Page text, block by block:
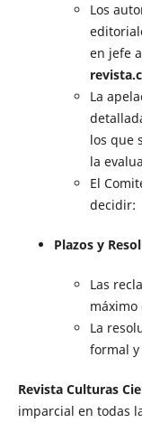
Los
en jefe
La
los que
la
El
decidir:
Plazos y
Las
máximo
La
formal
Revista Culturas
imparcial en todas